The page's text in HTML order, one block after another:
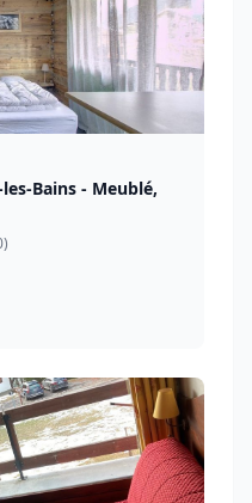
Bains - Meublé,